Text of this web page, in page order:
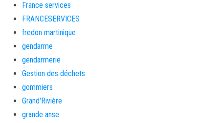
France services
FRANCESERVICES
fredon martinique
gendarme
gendarmerie
Gestion des déchets
gommiers
Grand'Rivière
grande anse